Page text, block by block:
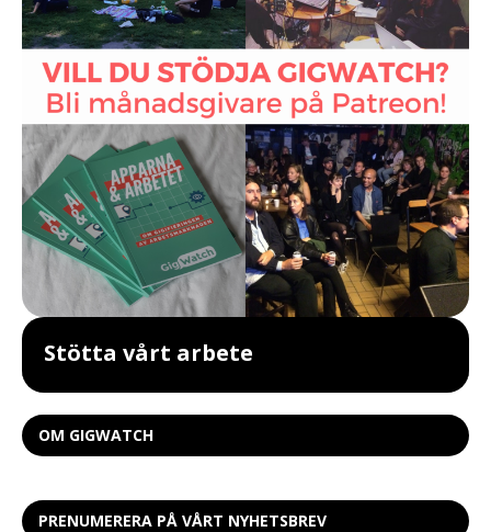
Stötta vårt arbete
OM GIGWATCH
PRENUMERERA PÅ VÅRT NYHETSBREV